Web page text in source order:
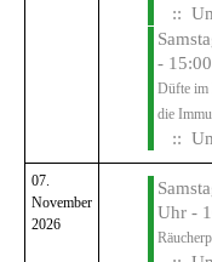
::
-
Düfte im
die
::
07.
November
2026
Uhr -